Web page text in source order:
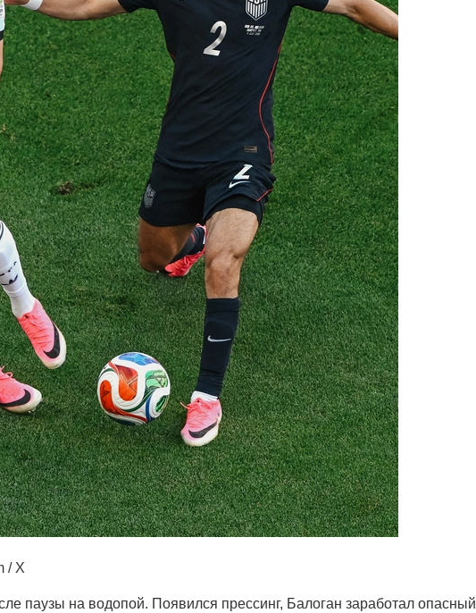
/ X
паузы на водопой. Появился прессинг, Балоган заработал опасный